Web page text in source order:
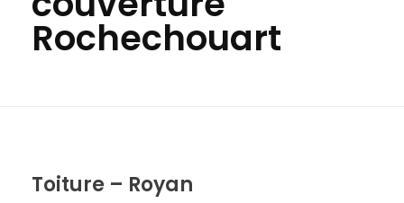
Rochechouart
Toiture – Royan